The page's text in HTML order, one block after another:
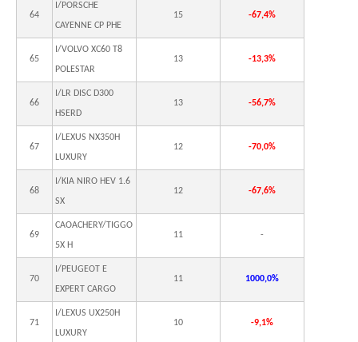
64
I/PORSCHE
CAYENNE CP PHE
15 -67,4%
65
I/VOLVO XC60 T8
POLESTAR
13 -13,3%
66
I/LR DISC D300
HSERD
13 -56,7%
67
I/LEXUS NX350H
LUXURY
12 -70,0%
68
I/KIA NIRO HEV 1.6
SX
12 -67,6%
69
CAOACHERY/TIGGO
5X H
11 -
70
I/PEUGEOT E
EXPERT CARGO
11 1000,0%
71
I/LEXUS UX250H
LUXURY
10 -9,1%